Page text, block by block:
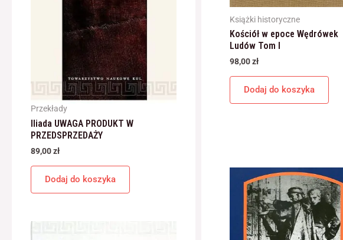
Przekłady
Iliada UWAGA PRODUKT W
PRZEDSPRZEDAŻY
89,00zł
Dodaj do koszyka
Książki historyczne
Kościół w epoce Wędrówek
Ludów Tom I
98,00zł
Dodaj do koszyka